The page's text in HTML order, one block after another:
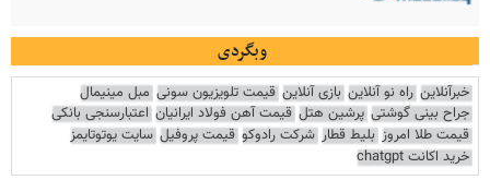
وبگردی
خبرآنلاین راه نو آنلاین بازی آنلاین قیمت تلویزیون سونی مبل مینیمال
جراح بینی گوشتی پرشین هتل قیمت آهن فولاد ایرانیان اعتبارسنجی بانکی
قیمت طلا امروز بلیط قطار شرکت رادوکو قیمت پروفیل سایت یوتوتایمز
خرید اکانت chatgpt